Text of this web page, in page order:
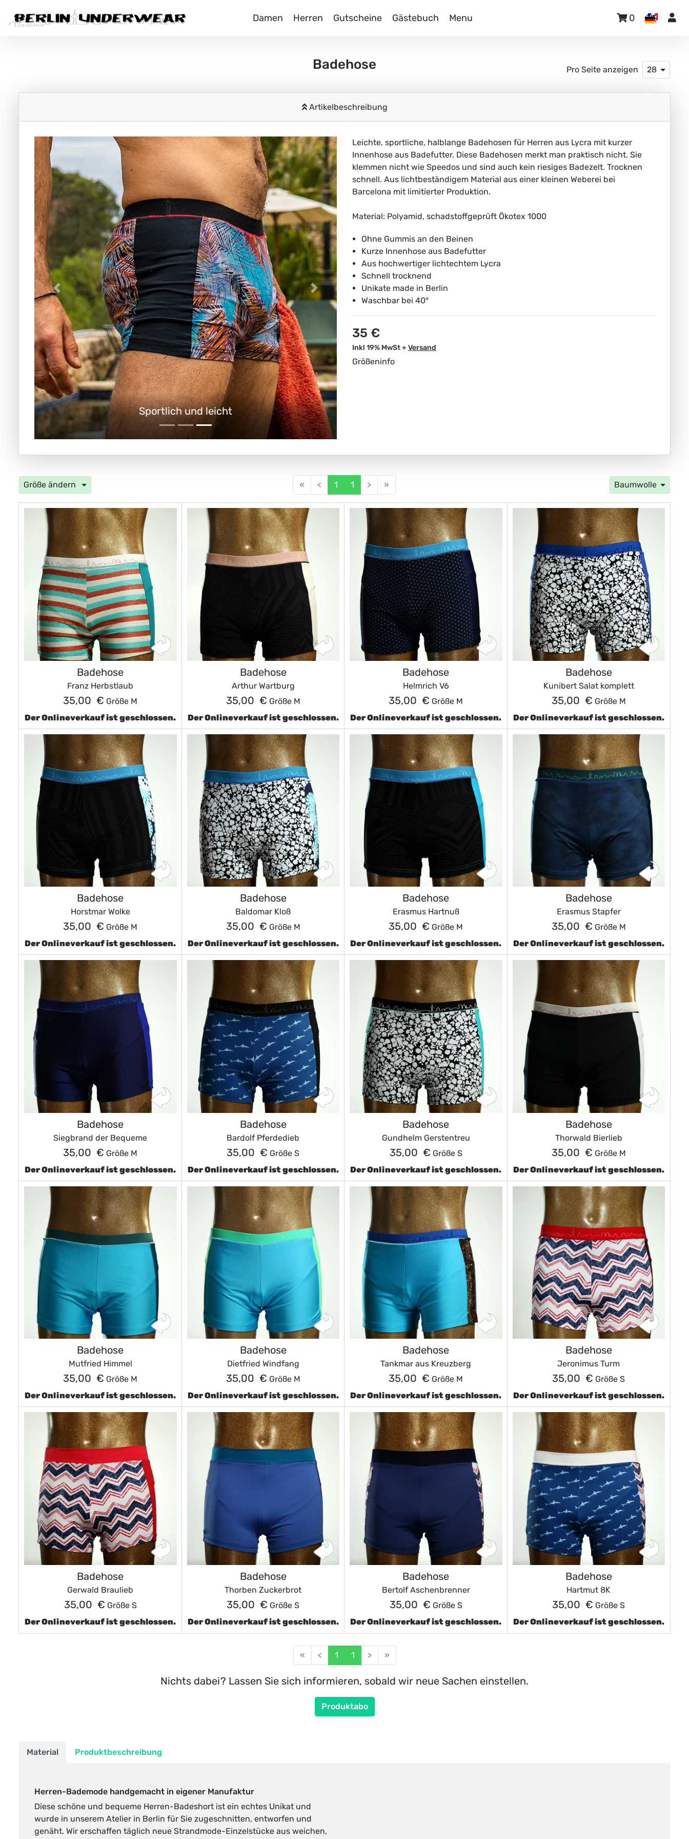
Damen Herren Gutscheine Gästebuch Menu 0
Badehose Pro Seite anzeigen 28
Artikelbeschreibung
Lange Badehose für Herren
Leichte, sportliche, halblange Badehosen für Herren aus Lycra mit kurzer
Innenhose aus Badefutter. Diese Badehosen merkt man praktisch nicht. Sie
klemmen nicht wie Speedos und sind auch kein riesiges Badezelt. Trocknen
schnell. Aus lichtbeständigem Material aus einer kleinen Weberei bei
Barcelona mit limitierter Produktion.
Material: Polyamid, schadstoffgeprüft Ökotex 1000
Ohne Gummis an den Beinen
Kurze Innenhose aus Badefutter
Aus hochwertiger lichtechtem Lycra
Schnell trocknend
Unikate made in Berlin
Waschbar bei 40°
35 €
Inkl 19% MwSt + Versand
Größeninfo
Größe ändern « < 1 1 > » Baumwolle
Badehose
Franz Herbstlaub
35,00 € Größe M
Der Onlineverkauf ist geschlossen.
Badehose
Arthur Wartburg
35,00 € Größe M
Der Onlineverkauf ist geschlossen.
Badehose
Helmrich V6
35,00 € Größe M
Der Onlineverkauf ist geschlossen.
Badehose
Kunibert Salat komplett
35,00 € Größe M
Der Onlineverkauf ist geschlossen.
Badehose
Horstmar Wolke
35,00 € Größe M
Der Onlineverkauf ist geschlossen.
Badehose
Baldomar Kloß
35,00 € Größe M
Der Onlineverkauf ist geschlossen.
Badehose
Erasmus Hartnuß
35,00 € Größe M
Der Onlineverkauf ist geschlossen.
Badehose
Erasmus Stapfer
35,00 € Größe M
Der Onlineverkauf ist geschlossen.
Badehose
Siegbrand der Bequeme
35,00 € Größe M
Der Onlineverkauf ist geschlossen.
Badehose
Bardolf Pferdedieb
35,00 € Größe S
Der Onlineverkauf ist geschlossen.
Badehose
Gundhelm Gerstentreu
35,00 € Größe S
Der Onlineverkauf ist geschlossen.
Badehose
Thorwald Bierlieb
35,00 € Größe M
Der Onlineverkauf ist geschlossen.
Badehose
Mutfried Himmel
35,00 € Größe M
Der Onlineverkauf ist geschlossen.
Badehose
Dietfried Windfang
35,00 € Größe M
Der Onlineverkauf ist geschlossen.
Badehose
Tankmar aus Kreuzberg
35,00 € Größe M
Der Onlineverkauf ist geschlossen.
Badehose
Jeronimus Turm
35,00 € Größe S
Der Onlineverkauf ist geschlossen.
Badehose
Gerwald Braulieb
35,00 € Größe S
Der Onlineverkauf ist geschlossen.
Badehose
Thorben Zuckerbrot
35,00 € Größe S
Der Onlineverkauf ist geschlossen.
Badehose
Bertolf Aschenbrenner
35,00 € Größe S
Der Onlineverkauf ist geschlossen.
Badehose
Hartmut 8K
35,00 € Größe S
Der Onlineverkauf ist geschlossen.
« < 1 1 > »
Nichts dabei? Lassen Sie sich informieren, sobald wir neue Sachen einstellen.
Produktabo
Material Produktbeschreibung
Herren-Bademode handgemacht in eigener Manufaktur
Diese schöne und bequeme Herren-Badeshort ist ein echtes Unikat und
wurde in unserem Atelier in Berlin für Sie zugeschnitten, entworfen und
genäht. Wir erschaffen täglich neue Strandmode-Einzelstücke aus weichen,